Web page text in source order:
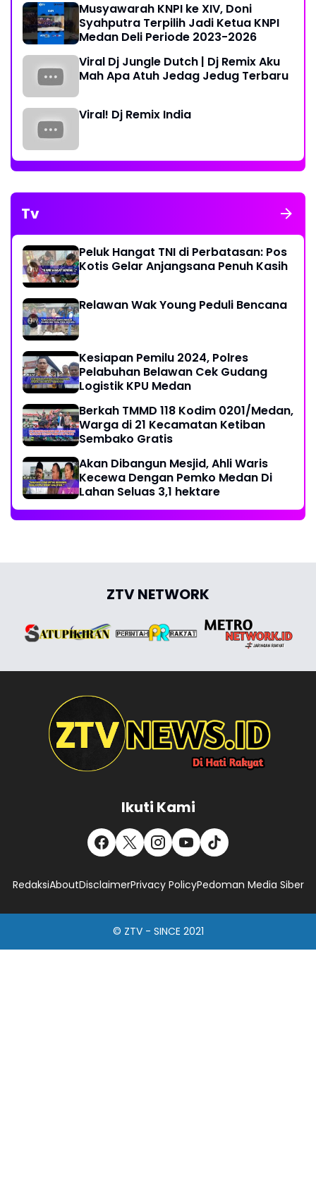
Musyawarah KNPI ke XIV, Doni
Syahputra Terpilih Jadi Ketua KNPI
Medan Deli Periode 2023-2026
Viral Dj Jungle Dutch | Dj Remix Aku
Mah Apa Atuh Jedag Jedug Terbaru
Viral! Dj Remix India
Tv
Peluk Hangat TNI di Perbatasan: Pos
Kotis Gelar Anjangsana Penuh Kasih
Relawan Wak Young Peduli Bencana
Kesiapan Pemilu 2024, Polres
Pelabuhan Belawan Cek Gudang
Logistik KPU Medan
Berkah TMMD 118 Kodim 0201/Medan,
Warga di 21 Kecamatan Ketiban
Sembako Gratis
Akan Dibangun Mesjid, Ahli Waris
Kecewa Dengan Pemko Medan Di
Lahan Seluas 3,1 hektare
ZTV NETWORK
Ikuti Kami
RedaksiAboutDisclaimerPrivacy PolicyPedoman Media Siber
© ZTV - SINCE 2021